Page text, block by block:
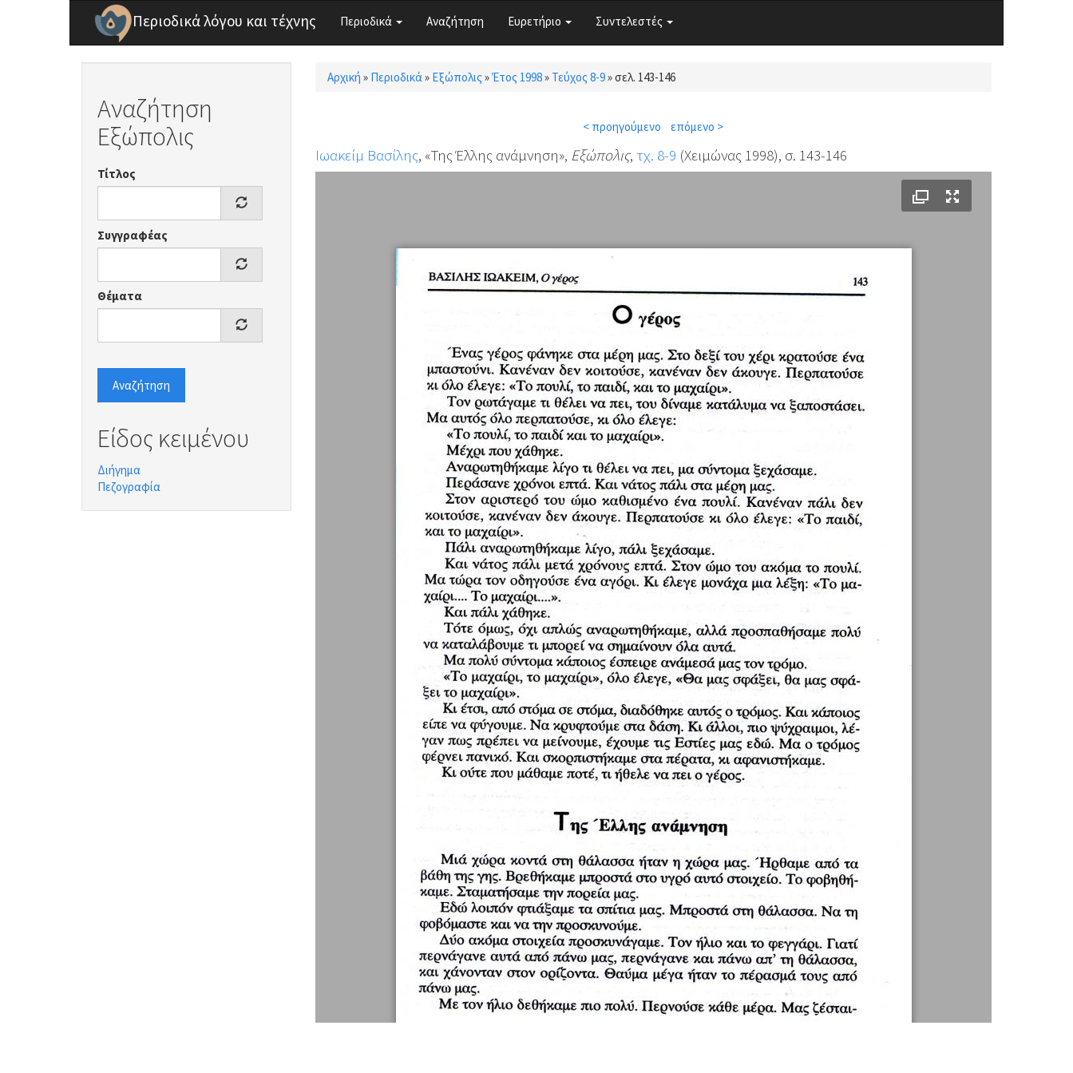
Παράκαμψη προς το κυρίως περιεχόμενο
Περιοδικά λόγου και τέχνης Περιοδικά Αναζήτηση Ευρετήριο Συντελεστές
Αναζήτηση
Εξώπολις
Τίτλος
Συγγραφέας
Θέματα
Αναζήτηση
Είδος κειμένου
Διήγημα
Πεζογραφία
Είστε εδώ
Αρχική » Περιοδικά» Εξώπολις »Έτος 1998» Τεύχος 8-9»σελ. 143-146
< προηγούμενο επόμενο >
Ιωακείμ Βασίλης, «Της Έλλης ανάμνηση», Εξώπολις, τχ. 8-9 (Χειμώνας 1998), σ. 143-146